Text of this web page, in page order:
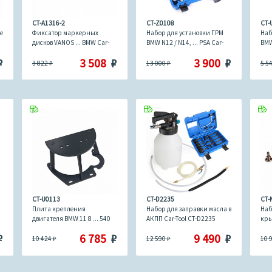
CT-A1316-2
Фиксатор маркерных
дисков VANOS ... BMW Car-
3 822₽ 3 508 ₽
CT-Z0108
Набор для установки ГРМ
BMW N12 / N14, ... PSA Car-
13 000₽ 3 900 ₽
5
CT-U0113
Плита крепления
двигателя BMW 11 8 ... 540
10 424₽ 6 785 ₽
CT-D2235
Набор для заправки масла в
АКПП Car-Tool CT-D2235
12 590₽ 9 490 ₽
10